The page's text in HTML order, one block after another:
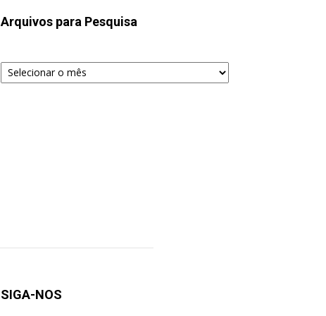
Arquivos para Pesquisa
Arquivos
para
SIGA-NOS